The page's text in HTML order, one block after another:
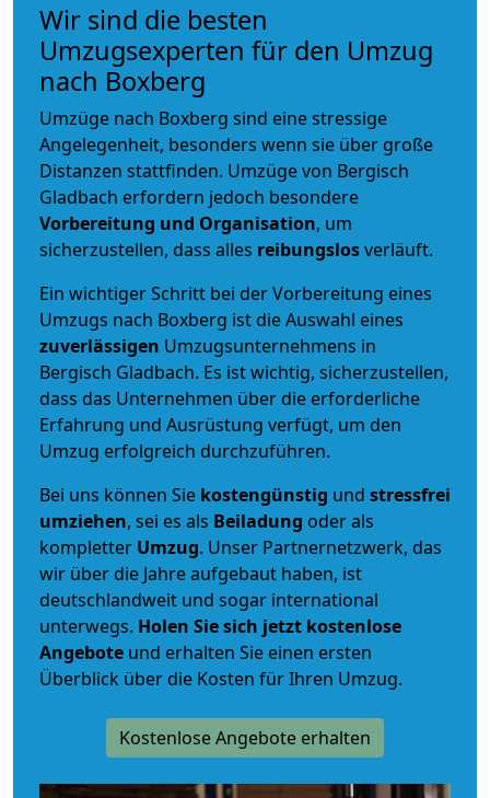
Wir sind die besten
Umzugsexperten für den Umzug
nach Boxberg
Umzüge nach Boxberg sind eine stressige
Angelegenheit, besonders wenn sie über große
Distanzen stattfinden. Umzüge von Bergisch
Gladbach erfordern jedoch besondere
Vorbereitung und Organisation, um
sicherzustellen, dass alles reibungslosverläuft.
Ein wichtiger Schritt bei der Vorbereitung eines
Umzugs nach Boxberg ist die Auswahl eines
zuverlässigen Umzugsunternehmens in
Bergisch Gladbach. Es ist wichtig, sicherzustellen,
dass das Unternehmen über die erforderliche
Erfahrung und Ausrüstung verfügt, um den
Umzug erfolgreich durchzuführen.
Bei uns können Sie kostengünstig und stressfrei
umziehen, sei es als Beiladung oder als
kompletter Umzug. Unser Partnernetzwerk, das
wir über die Jahre aufgebaut haben, ist
deutschlandweit und sogar international
unterwegs. Holen Sie sich jetzt kostenlose
Angebote und erhalten Sie einen ersten
Überblick über die Kosten für Ihren Umzug.
Kostenlose Angebote erhalten